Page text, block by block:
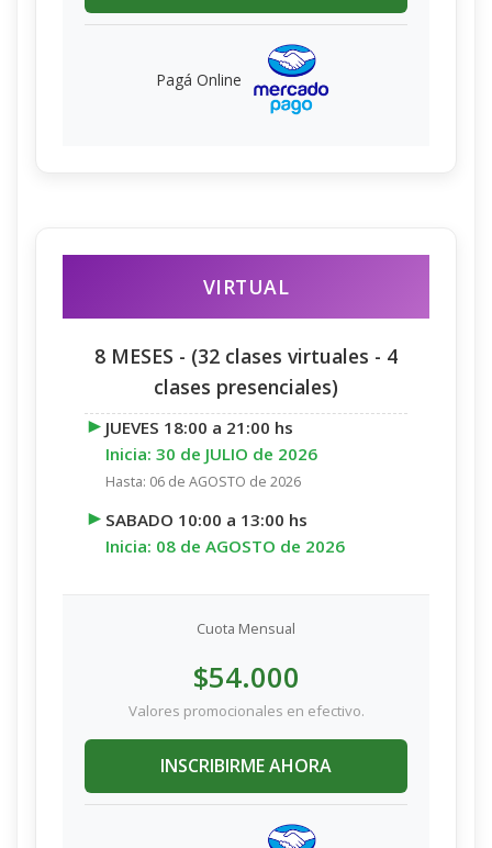
Pagá Online
VIRTUAL
8 MESES - (32 clases virtuales - 4
clases presenciales)
►JUEVES 18:00 a 21:00 hs
Inicia: 30 de JULIO de 2026
Hasta: 06 de AGOSTO de 2026
► SABADO 10:00 a 13:00 hs
Inicia: 08 de AGOSTO de 2026
Cuota Mensual
$54.000
Valores promocionales en efectivo.
INSCRIBIRME AHORA